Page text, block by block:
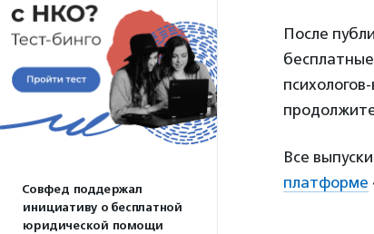
Совфед поддержал
инициативу о бесплатной
юридической помощи
После
Все
платформе